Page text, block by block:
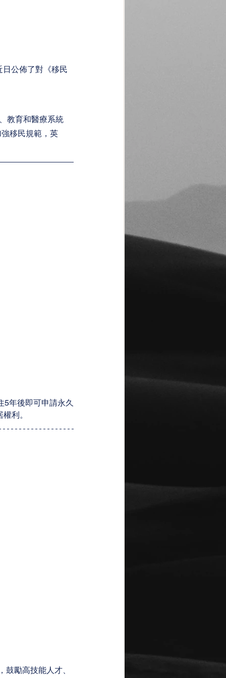
公佈了對《移民
教育和醫療系統
移民規範，英
5年後即可申請永久
利。
勵高技能人才、